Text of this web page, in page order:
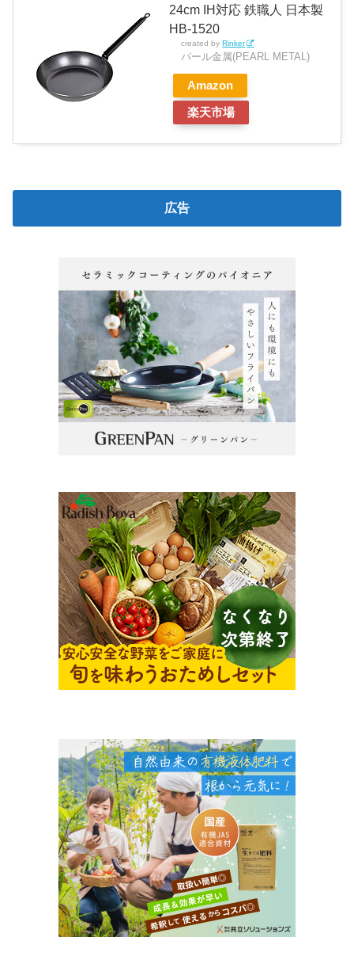
24cm IH対応 鉄職人 日本製
HB-1520
created byRinker
パール金属(PEARL METAL)
Amazon
楽天市場
広告